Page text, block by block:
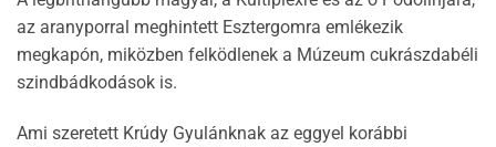
az aranyporral meghintett Esztergomra emlékezik
megkapón, miközben felködlenek a Múzeum cukrászdabéli
szindbádkodások is.
Ami szeretett Krúdy Gyulánknak az eggyel korábbi